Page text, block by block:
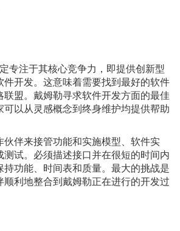
专注于其核心竞争力，即提供创新型
件开发。这意味着需要找到最好的软件
联盟。戴姆勒寻求软件开发方面的最佳
可以从灵感概念到终身维护均提供帮助
伙伴来接管功能和实施模型、软件实
测试。必须描述接口并在很短的时间内
持功能、时间表和质量。最大的挑战是
顺利地整合到戴姆勒正在进行的开发过